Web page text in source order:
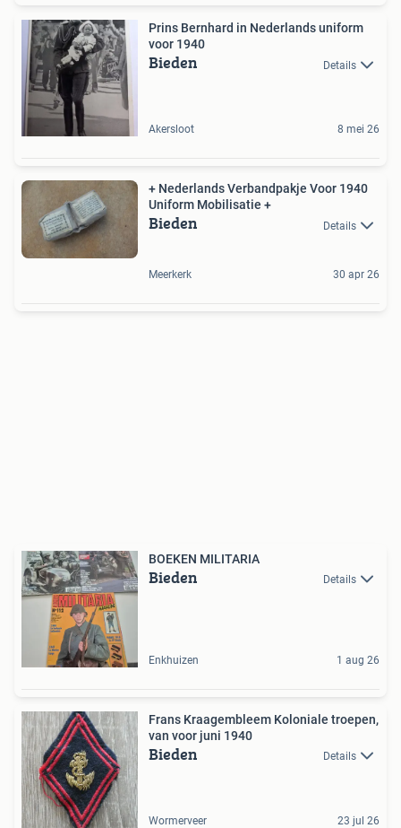
Prins Bernhard in Nederlands uniform
voor 1940
Bieden Details
Akersloot 8 mei 26
+ Nederlands Verbandpakje Voor 1940
Uniform Mobilisatie +
Bieden Details
Meerkerk 30 apr 26
BOEKEN MILITARIA
Bieden Details
Enkhuizen 1 aug 26
Frans Kraagembleem Koloniale troepen,
van voor juni 1940
Bieden Details
Wormerveer 23 jul 26